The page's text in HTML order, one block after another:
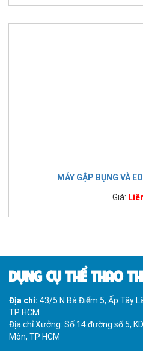
MÁY GẬP BỤNG VÀ
Giá:
DỤNG CỤ THỂ THAO
Địa chỉ: 43/5 N Bà Điểm 5, Ấp Tây
TP HCM
Địa chỉ Xưởng: Số 14 đường số 5,
Môn, TP HCM